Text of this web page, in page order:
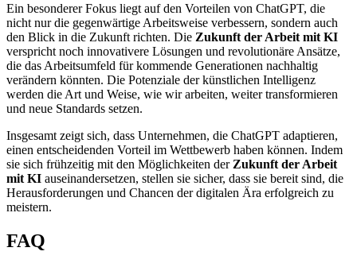
Ein besonderer Fokus liegt auf den Vorteilen von ChatGPT, die
nicht nur die gegenwärtige Arbeitsweise verbessern, sondern auch
den Blick in die Zukunft richten. Die Zukunft der Arbeit mit KI
verspricht noch innovativere Lösungen und revolutionäre Ansätze,
die das Arbeitsumfeld für kommende Generationen nachhaltig
verändern könnten. Die Potenziale der künstlichen Intelligenz
werden die Art und Weise, wie wir arbeiten, weiter transformieren
und neue Standards setzen.
Insgesamt zeigt sich, dass Unternehmen, die ChatGPT adaptieren,
einen entscheidenden Vorteil im Wettbewerb haben können. Indem
sie sich frühzeitig mit den Möglichkeiten der Zukunft der Arbeit
mit KI auseinandersetzen, stellen sie sicher, dass sie bereit sind, die
Herausforderungen und Chancen der digitalen Ära erfolgreich zu
meistern.
FAQ